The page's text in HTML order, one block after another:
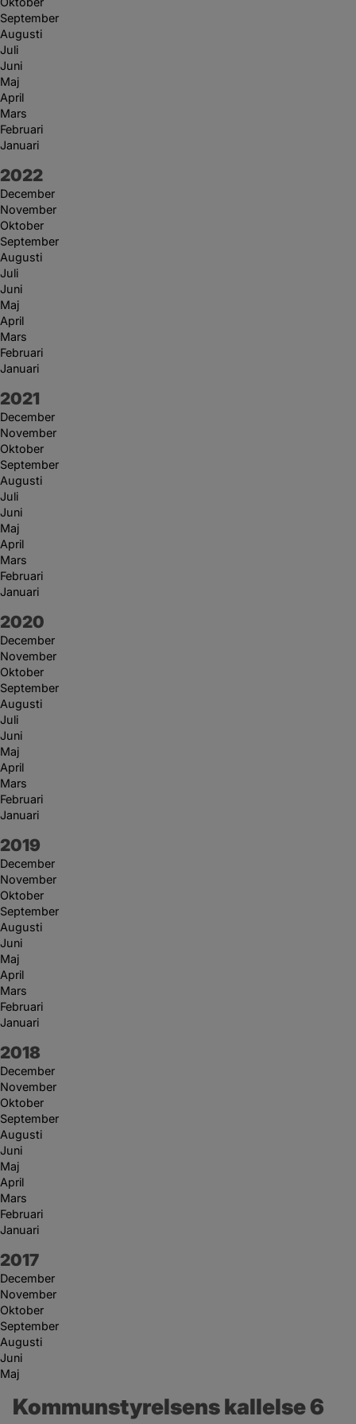
September
Augusti
Juli
Juni
Maj
April
Mars
Februari
Januari
År:
2022
December
November
Oktober
September
Augusti
Juli
Juni
Maj
April
Mars
Februari
Januari
År:
2021
December
November
Oktober
September
Augusti
Juli
Juni
Maj
April
Mars
Februari
Januari
År:
2020
December
November
Oktober
September
Augusti
Juli
Juni
Maj
April
Mars
Februari
Januari
År:
2019
December
November
Oktober
September
Augusti
Juni
Maj
April
Mars
Februari
Januari
År:
2018
December
November
Oktober
September
Augusti
Juni
Maj
April
Mars
Februari
Januari
År:
2017
December
November
Oktober
September
Augusti
Juni
Maj
Kommunstyrelsens kallelse 6